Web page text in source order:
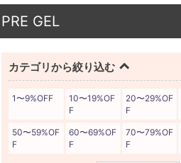
PRE GEL
カテゴリから絞り込む
1〜9%OFF
10〜19%OF
F
20〜29%OF
F
50〜59%OF
F
60〜69%OF
F
70〜79%OF
F